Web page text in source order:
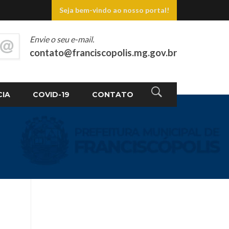
Seja bem-vindo ao nosso portal!
COVID-19 CONTATO
Envie o seu e-mail.
contato@franciscopolis.mg.gov.br